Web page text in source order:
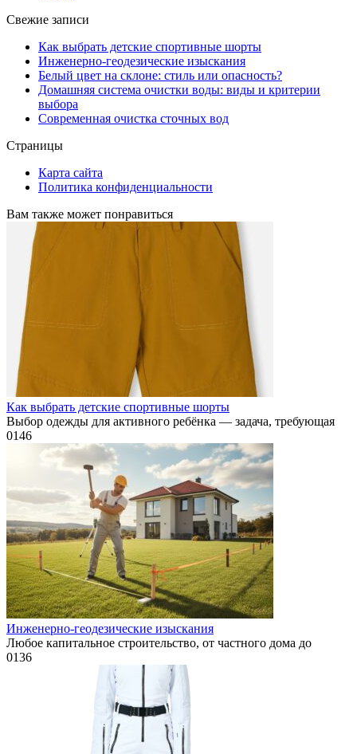
Свежие записи
Как выбрать детские спортивные шорты
Инженерно-геодезические изыскания
Белый цвет на склоне: стиль или опасность?
Домашняя система очистки воды: виды и критерии
выбора
Современная очистка сточных вод
Страницы
Карта сайта
Политика конфиденциальности
Вам также может понравиться
Как выбрать детские спортивные шорты
Выбор одежды для активного ребёнка — задача, требующая
0146
Инженерно-геодезические изыскания
Любое капитальное строительство, от частного дома до
0136